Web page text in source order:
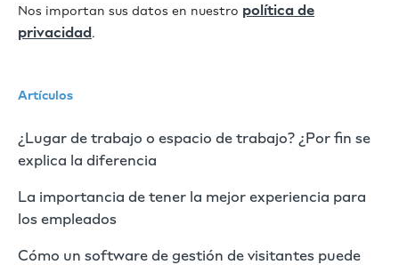
Nos importan sus datos en nuestro política de
privacidad.
Artículos
¿Lugar de trabajo o espacio de trabajo? ¿Por fin se
explica la diferencia
La importancia de tener la mejor experiencia para
los empleados
Cómo un software de gestión de visitantes puede